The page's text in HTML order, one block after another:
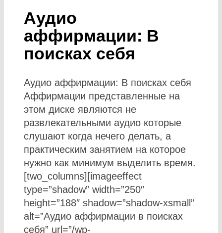
Аудио
аффирмации: В
поисках себя
Аудио аффирмации: В поисках себя
Аффирмации представленные на
этом диске являются не
развлекательными аудио которые
слушают когда нечего делать, а
практическим занятием на которое
нужно как минимум выделить время.
[two_columns][imageeffect
type=”shadow” width=”250″
height=”188″ shadow=”shadow-xsmall”
alt=”Аудио аффирмации в поисках
себя” url=”/wp-